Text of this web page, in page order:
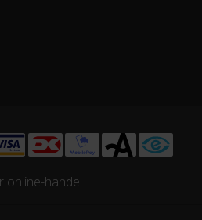
Black 48x36x26T
online-handel